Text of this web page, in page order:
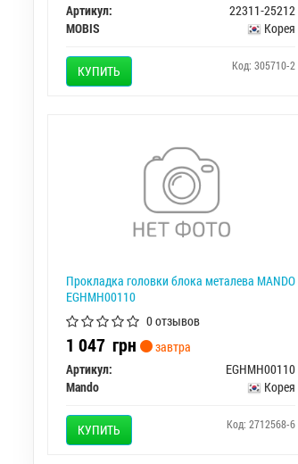
Артикул:
22311-25212
MOBIS
Корея
КУПИТЬ Код: 305710-2
Прокладка головки блока металева MANDO
EGHMH00110
0 отзывов
1 047 грн
завтра
Артикул:
EGHMH00110
Mando
Корея
КУПИТЬ Код: 2712568-6